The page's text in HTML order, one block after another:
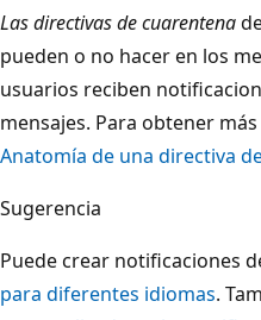
Las directivas de cuarentena
pueden o no hacer en los
usuarios reciben
mensajes. Para obtener
Anatomía de una directiva
Sugerencia
Puede crear notificaciones
para diferentes idiomas.